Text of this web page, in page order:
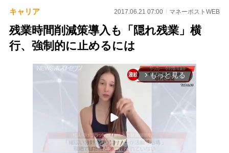
キャリア 2017.06.21 07:00 マネーポストWEB
残業時間削減策導入も「隠れ残業」横
行、強制的に止めるには
arrow_forward_ios もっと見る